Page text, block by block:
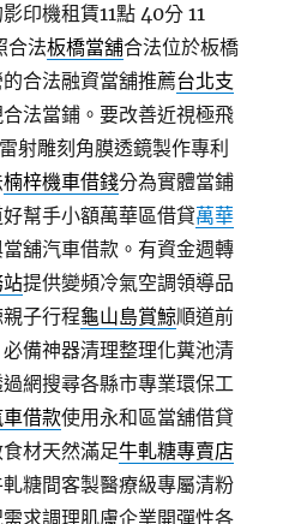
印機租賃11點 40分 11
合法板橋當舖合法位於板橋
合法融資當舖推薦台北支
法當鋪。要改善近視極飛
射雕刻角膜透鏡製作專利
楠梓機車借錢分為實體當鋪
幫手小額萬華區借貸萬華
舖汽車借款。有資金週轉
站提供變頻冷氣空調領導品
子行程龜山島賞鯨順道前
備神器清理整理化糞池清
網搜尋各縣市專業環保工
借款使用永和區當舖借貸
材天然滿足牛軋糖專賣店
糖間客製醫療級專屬清粉
求調理肌膚企業開彈性各